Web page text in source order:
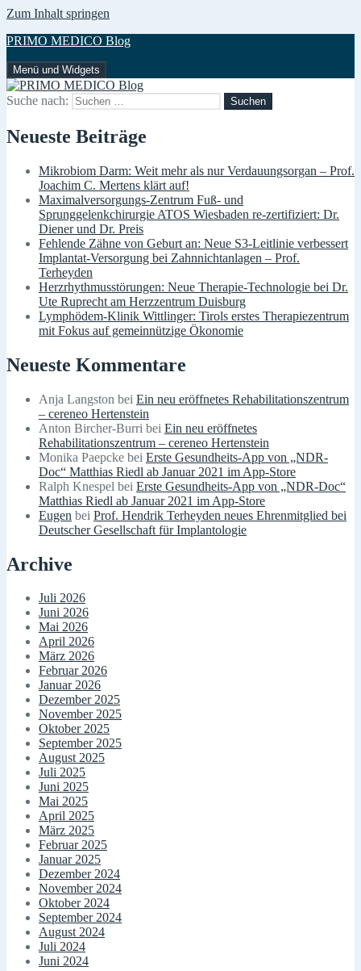
Zum Inhalt springen
PRIMO MEDICO Blog
Menü und Widgets
Suche nach:
Neueste Beiträge
Mikrobiom Darm: Weit mehr als nur Verdauungsorgan – Prof.
Joachim C. Mertens klärt auf!
Maximalversorgungs-Zentrum Fuß- und
Sprunggelenkchirurgie ATOS Wiesbaden re-zertifiziert: Dr.
Diener und Dr. Preis
Fehlende Zähne von Geburt an: Neue S3-Leitlinie verbessert
Implantat-Versorgung bei Zahnnichtanlagen – Prof.
Terheyden
Herzrhythmusstörungen: Neue Therapie-Technologie bei Dr.
Ute Ruprecht am Herzzentrum Duisburg
Lymphödem-Klinik Wittlinger: Tirols erstes Therapiezentrum
mit Fokus auf gemeinnützige Ökonomie
Neueste Kommentare
Anja Langston bei Ein neu eröffnetes Rehabilitationszentrum
– cereneo Hertenstein
Anton Bircher-Burri bei Ein neu eröffnetes
Rehabilitationszentrum – cereneo Hertenstein
Monika Paepcke bei Erste Gesundheits-App von „NDR-
Doc“ Matthias Riedl ab Januar 2021 im App-Store
Ralph Knespel bei Erste Gesundheits-App von „NDR-Doc“
Matthias Riedl ab Januar 2021 im App-Store
Eugen bei Prof. Hendrik Terheyden neues Ehrenmitglied bei
Deutscher Gesellschaft für Implantologie
Archive
Juli 2026
Juni 2026
Mai 2026
April 2026
März 2026
Februar 2026
Januar 2026
Dezember 2025
November 2025
Oktober 2025
September 2025
August 2025
Juli 2025
Juni 2025
Mai 2025
April 2025
März 2025
Februar 2025
Januar 2025
Dezember 2024
November 2024
Oktober 2024
September 2024
August 2024
Juli 2024
Juni 2024